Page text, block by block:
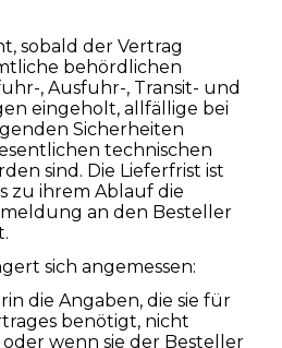
sobald der Vertrag
behördlichen
, Ausfuhr-, Transit- und
eingeholt, allfällige bei
Sicherheiten
technischen
sind. Die Lieferfrist ist
zu ihrem Ablauf die
an den Besteller
sich angemessen:
die Angaben, die sie für
benötigt, nicht
wenn sie der Besteller